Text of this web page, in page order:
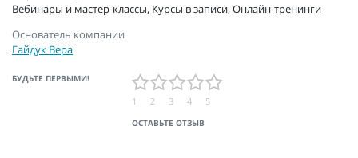
Вебинары и мастер-классы, Курсы в записи, Онлайн-тренинги
Основатель компании
Гайдук Вера
БУДЬТЕ ПЕРВЫМИ!
ОСТАВЬТЕ ОТЗЫВ
1 2 3 4 5